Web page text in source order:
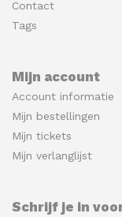
Contact
Tags
Mijn account
Account informatie
Mijn bestellingen
Mijn tickets
Mijn verlanglijst
Schrijf je in